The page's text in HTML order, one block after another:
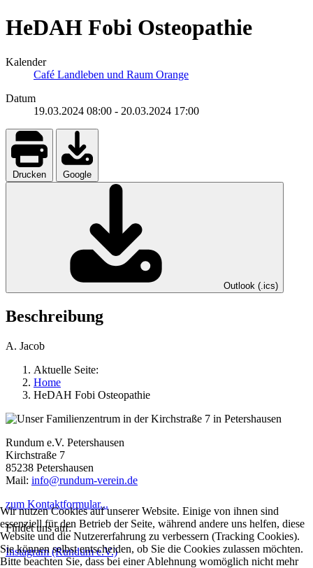
HeDAH Fobi Osteopathie
Kalender
Café Landleben und Raum Orange
Datum
19.03.2024 08:00 - 20.03.2024 17:00
Drucken Google
Outlook (.ics)
Beschreibung
A. Jacob
Aktuelle Seite:
Home
HeDAH Fobi Osteopathie
Rundum e.V. Petershausen
Kirchstraße 7
85238 Petershausen
Mail: info@rundum-verein.de
zum Kontaktformular...
Findet uns auf:
Instagram (Rundum e.V.)
Wir nutzen Cookies auf unserer Website. Einige von ihnen sind
essenziell für den Betrieb der Seite, während andere uns helfen, diese
Website und die Nutzererfahrung zu verbessern (Tracking Cookies).
Sie können selbst entscheiden, ob Sie die Cookies zulassen möchten.
Bitte beachten Sie, dass bei einer Ablehnung womöglich nicht mehr